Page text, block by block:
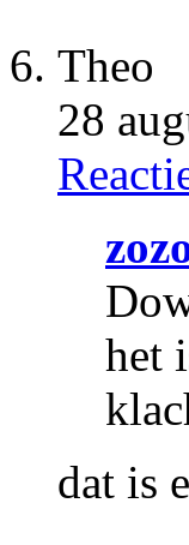
Theo
28
het
dat is